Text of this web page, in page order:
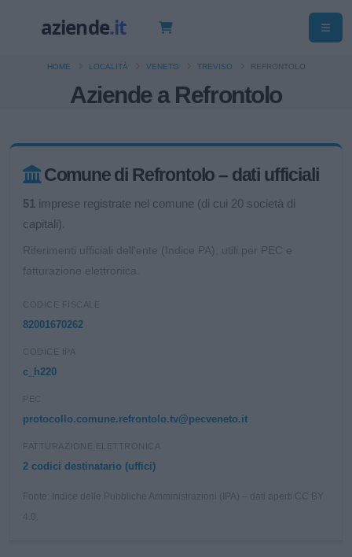
Aziende a Refrontolo
HOME LOCALITÀ VENETO TREVISO REFRONTOLO
Comune di Refrontolo – dati ufficiali
51 imprese registrate nel comune (di cui 20 società di
capitali).
Riferimenti ufficiali dell'ente (Indice PA), utili per PEC e
fatturazione elettronica.
CODICE FISCALE
82001670262
CODICE IPA
c_h220
PEC
protocollo.comune.refrontolo.tv@pecveneto.it
FATTURAZIONE ELETTRONICA
2 codici destinatario (uffici)
Fonte: Indice delle Pubbliche Amministrazioni (IPA) – dati aperti CC BY